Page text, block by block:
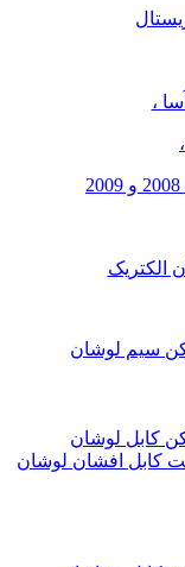
،
الکتریک
سیم لوشان
کابل لوشان
کابل افشان لوشان